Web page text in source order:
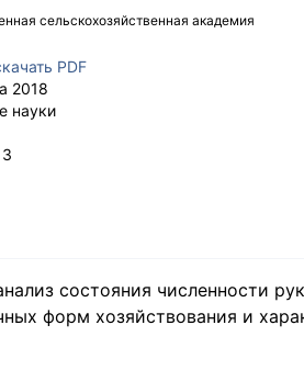
сельскохозяйственная академия
PDF
2018
науки
3
состояния численности
форм хозяйствования и